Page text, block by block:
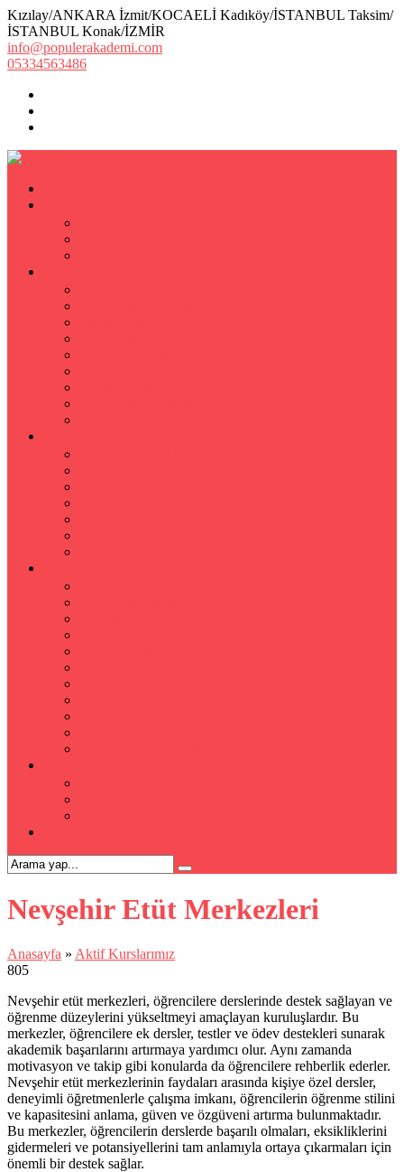
Kızılay/ANKARA İzmit/KOCAELİ Kadıköy/İSTANBUL Taksim/
İSTANBUL Konak/İZMİR
info@populerakademi.com
05334563486
Nevşehir Etüt Merkezleri
Anasayfa » Aktif Kurslarımız
805
Nevşehir etüt merkezleri, öğrencilere derslerinde destek sağlayan ve
öğrenme düzeylerini yükseltmeyi amaçlayan kuruluşlardır. Bu
merkezler, öğrencilere ek dersler, testler ve ödev destekleri sunarak
akademik başarılarını artırmaya yardımcı olur. Aynı zamanda
motivasyon ve takip gibi konularda da öğrencilere rehberlik ederler.
Nevşehir etüt merkezlerinin faydaları arasında kişiye özel dersler,
deneyimli öğretmenlerle çalışma imkanı, öğrencilerin öğrenme stilini
ve kapasitesini anlama, güven ve özgüveni artırma bulunmaktadır.
Bu merkezler, öğrencilerin derslerde başarılı olmaları, eksikliklerini
gidermeleri ve potansiyellerini tam anlamıyla ortaya çıkarmaları için
önemli bir destek sağlar.